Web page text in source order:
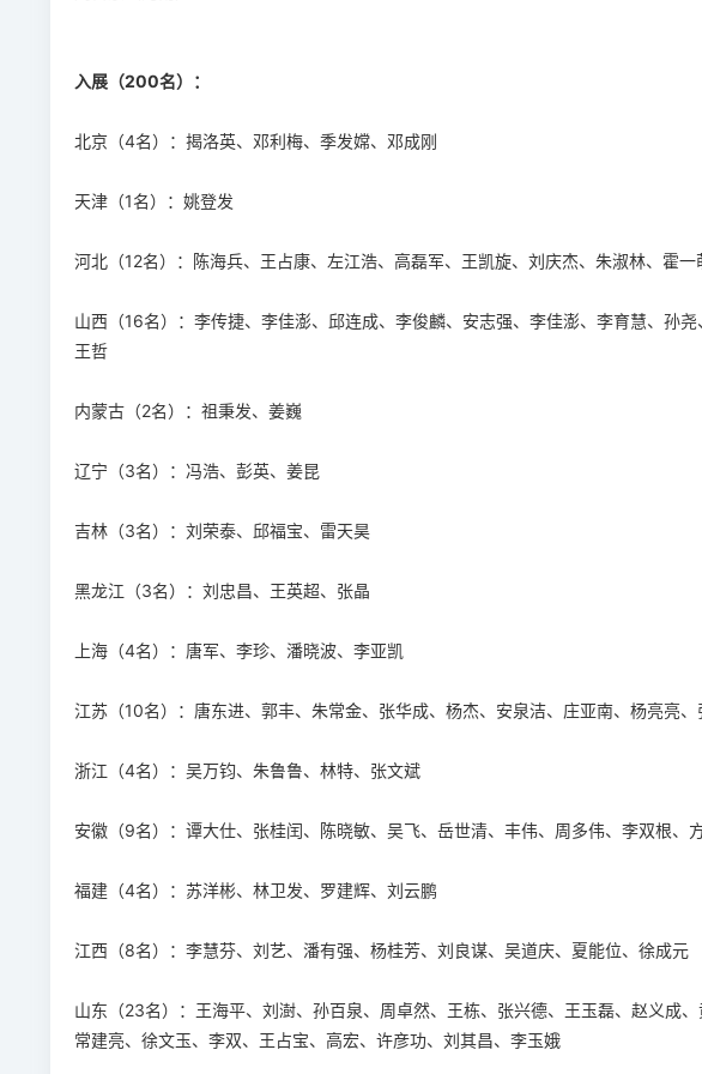
入展（200名）：
北京（4名）：揭洛英、邓利梅、季发嫦、邓成刚
天津（1名）：姚登发
河北（12名）：陈海兵、王占康、左江浩、高磊军、王凯旋、刘庆杰、朱淑林、霍
山西（16名）：李传捷、李佳澎、邱连成、李俊麟、安志强、李佳澎、李育慧、孙
王哲
内蒙古（2名）：祖秉发、姜巍
辽宁（3名）：冯浩、彭英、姜昆
吉林（3名）：刘荣泰、邱福宝、雷天昊
黑龙江（3名）：刘忠昌、王英超、张晶
上海（4名）：唐军、李珍、潘晓波、李亚凯
江苏（10名）：唐东进、郭丰、朱常金、张华成、杨杰、安泉洁、庄亚南、杨亮亮
浙江（4名）：吴万钧、朱鲁鲁、林特、张文斌
安徽（9名）：谭大仕、张桂闰、陈晓敏、吴飞、岳世清、丰伟、周多伟、李双根、
福建（4名）：苏洋彬、林卫发、罗建辉、刘云鹏
江西（8名）：李慧芬、刘艺、潘有强、杨桂芳、刘良谋、吴道庆、夏能位、徐成元
山东（23名）：王海平、刘澍、孙百泉、周卓然、王栋、张兴德、王玉磊、赵义成
常建亮、徐文玉、李双、王占宝、高宏、许彦功、刘其昌、李玉娥